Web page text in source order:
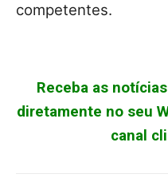
competentes.
Receba as
diretamente no seu
canal